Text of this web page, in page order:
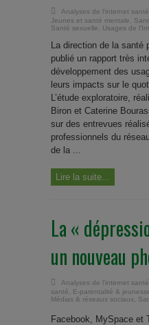
Analyses de l'internet santé
Jeunes et santé mentale
Santé sexuelle
Usages de
La direction de la santé
publié un rapport très
développement des
leurs impacts sur le
L’étude exploratoire,
Biron et Caterine
sur des entrevues
professionnels du
de la ...
Lire la suite...
La «
un nouveau
Analyses de l'internet santé
santé
E-parentalité &
Médias & réseaux sociaux
Facebook, MySpace et